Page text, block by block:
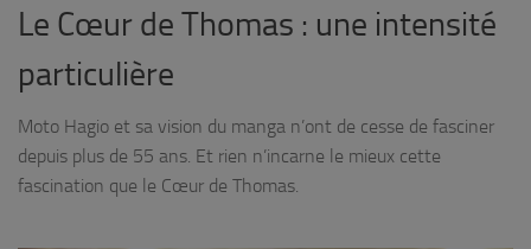
Le Cœur de Thomas : une intensité
particulière
Moto Hagio et sa vision du manga n’ont de cesse de fasciner
depuis plus de 55 ans. Et rien n’incarne le mieux cette
fascination que le Cœur de Thomas.